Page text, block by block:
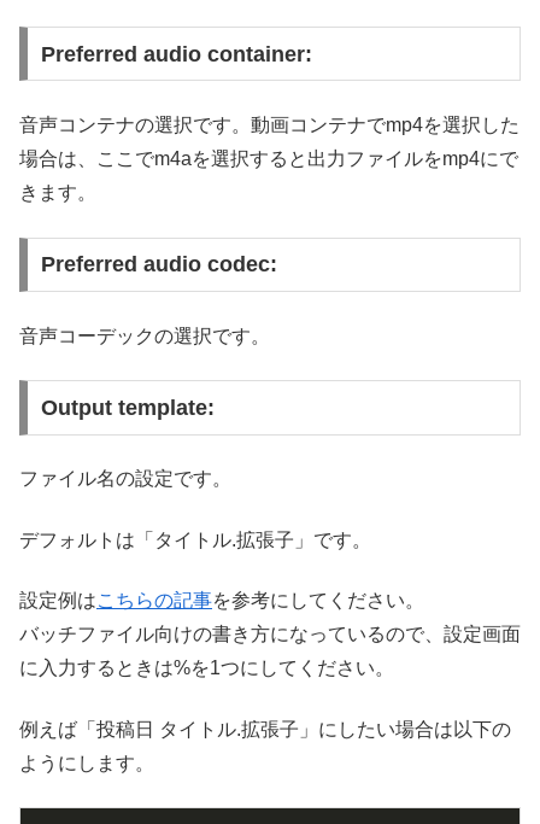
Preferred audio container:
音声コンテナの選択です。動画コンテナでmp4を選択した
場合は、ここでm4aを選択すると出力ファイルをmp4にで
きます。
Preferred audio codec:
音声コーデックの選択です。
Output template:
ファイル名の設定です。
デフォルトは「タイトル.拡張子」です。
設定例はこちらの記事を参考にしてください。
バッチファイル向けの書き方になっているので、設定画面
に入力するときは%を1つにしてください。
例えば「投稿日 タイトル.拡張子」にしたい場合は以下の
ようにします。